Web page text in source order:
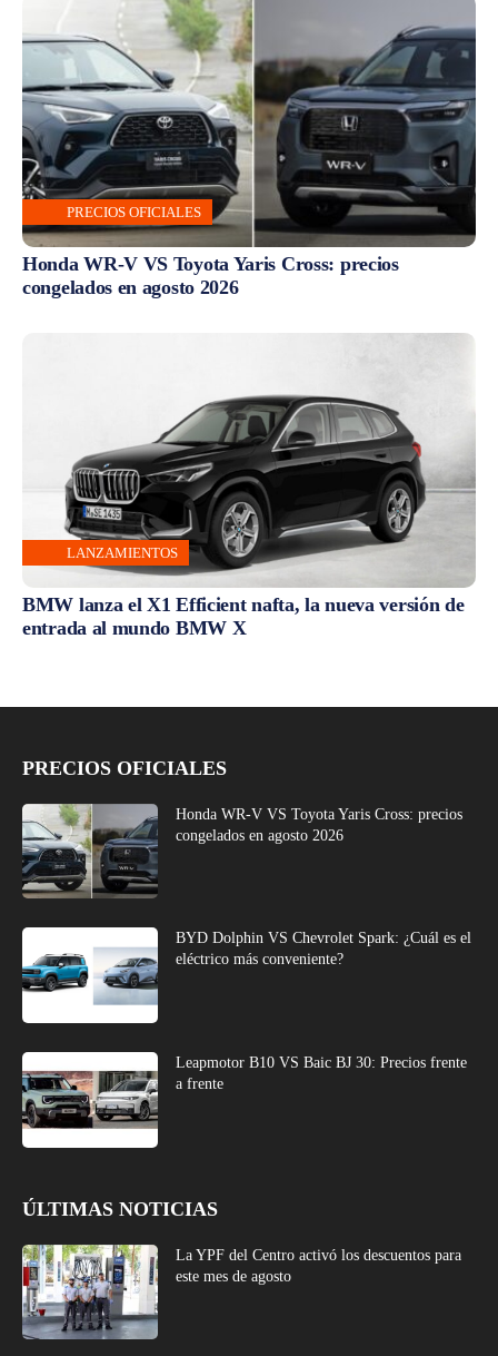
PRECIOS OFICIALES
Honda WR-V VS Toyota Yaris Cross: precios
congelados en agosto 2026
LANZAMIENTOS
BMW lanza el X1 Efficient nafta, la nueva versión de
entrada al mundo BMW X
PRECIOS OFICIALES
Honda WR-V VS Toyota Yaris Cross: precios
congelados en agosto 2026
BYD Dolphin VS Chevrolet Spark: ¿Cuál es el
eléctrico más conveniente?
Leapmotor B10 VS Baic BJ 30: Precios frente
a frente
ÚLTIMAS NOTICIAS
La YPF del Centro activó los descuentos para
este mes de agosto